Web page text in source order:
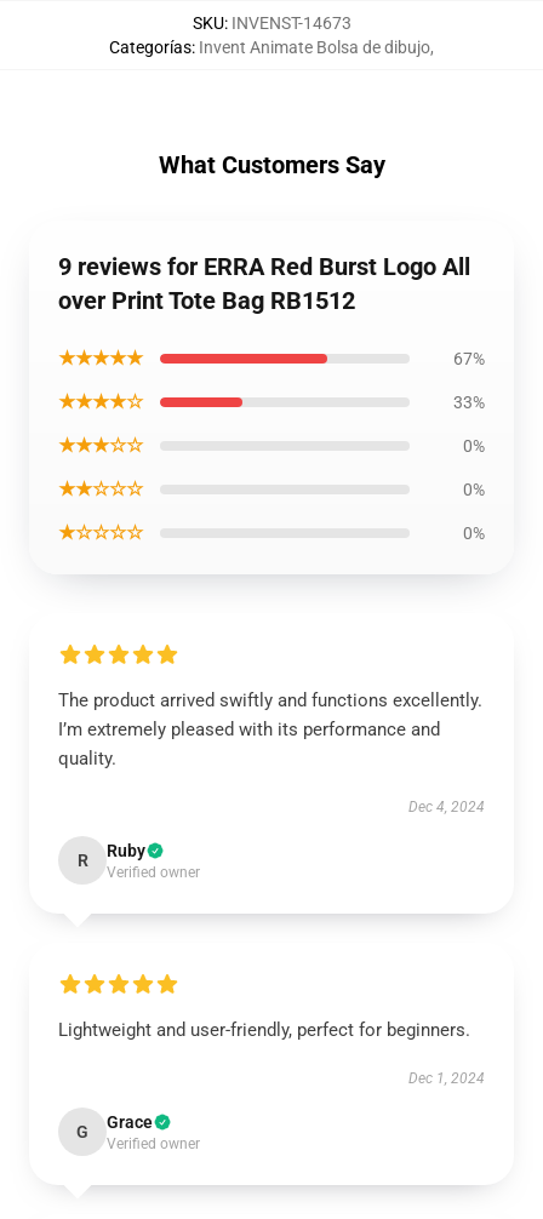
SKU: INVENST-14673
Categorías: Invent Animate Bolsa de dibujo,
What Customers Say
9 reviews for ERRA Red Burst Logo All
over Print Tote Bag RB1512
★★★★★ 67%
★★★★☆ 33%
★★★☆☆ 0%
★★☆☆☆ 0%
★☆☆☆☆ 0%
The product arrived swiftly and functions excellently.
I’m extremely pleased with its performance and
quality.
Dec 4, 2024
R Ruby
Verified owner
Lightweight and user-friendly, perfect for beginners.
Dec 1, 2024
G Grace
Verified owner